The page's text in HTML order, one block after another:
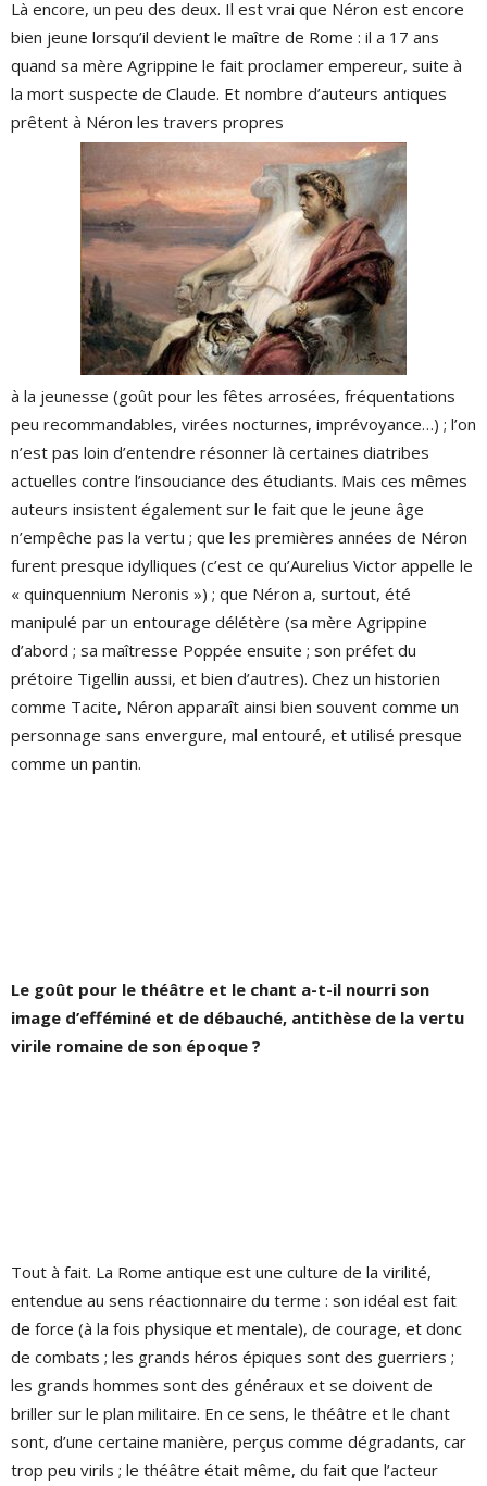
Là encore, un peu des deux. Il est vrai que Néron est encore
bien jeune lorsqu’il devient le maître de Rome : il a 17 ans
quand sa mère Agrippine le fait proclamer empereur, suite à
la mort suspecte de Claude. Et nombre d’auteurs antiques
prêtent à Néron les travers propres
à la jeunesse (goût pour les fêtes arrosées, fréquentations
peu recommandables, virées nocturnes, imprévoyance…) ; l’on
n’est pas loin d’entendre résonner là certaines diatribes
actuelles contre l’insouciance des étudiants. Mais ces mêmes
auteurs insistent également sur le fait que le jeune âge
n’empêche pas la vertu ; que les premières années de Néron
furent presque idylliques (c’est ce qu’Aurelius Victor appelle le
« quinquennium Neronis ») ; que Néron a, surtout, été
manipulé par un entourage délétère (sa mère Agrippine
d’abord ; sa maîtresse Poppée ensuite ; son préfet du
prétoire Tigellin aussi, et bien d’autres). Chez un historien
comme Tacite, Néron apparaît ainsi bien souvent comme un
personnage sans envergure, mal entouré, et utilisé presque
comme un pantin.
Le goût pour le théâtre et le chant a-t-il nourri son
image d’efféminé et de débauché, antithèse de la vertu
virile romaine de son époque ?
Tout à fait. La Rome antique est une culture de la virilité,
entendue au sens réactionnaire du terme : son idéal est fait
de force (à la fois physique et mentale), de courage, et donc
de combats ; les grands héros épiques sont des guerriers ;
les grands hommes sont des généraux et se doivent de
briller sur le plan militaire. En ce sens, le théâtre et le chant
sont, d’une certaine manière, perçus comme dégradants, car
trop peu virils ; le théâtre était même, du fait que l’acteur